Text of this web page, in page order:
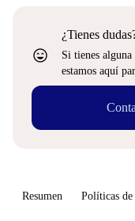
sentiment_very_satisfied
¿Tienes
Si tienes
estamos aquí
Resumen Políticas de